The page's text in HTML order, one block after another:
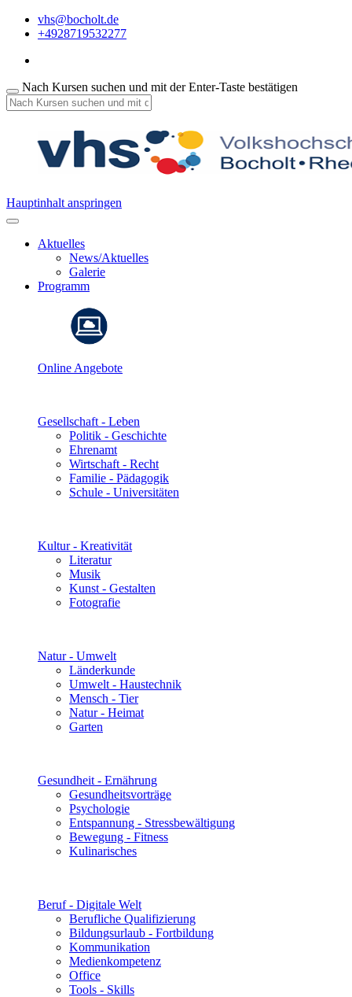
vhs@bocholt.de
+4928719532277
Nach Kursen suchen und mit der Enter-Taste bestätigen
Hauptinhalt anspringen
Aktuelles
News/Aktuelles
Galerie
Programm
Online Angebote
Gesellschaft - Leben
Politik - Geschichte
Ehrenamt
Wirtschaft - Recht
Familie - Pädagogik
Schule - Universitäten
Kultur - Kreativität
Literatur
Musik
Kunst - Gestalten
Fotografie
Natur - Umwelt
Länderkunde
Umwelt - Haustechnik
Mensch - Tier
Natur - Heimat
Garten
Gesundheit - Ernährung
Gesundheitsvorträge
Psychologie
Entspannung - Stressbewältigung
Bewegung - Fitness
Kulinarisches
Beruf - Digitale Welt
Berufliche Qualifizierung
Bildungsurlaub - Fortbildung
Kommunikation
Medienkompetenz
Office
Tools - Skills